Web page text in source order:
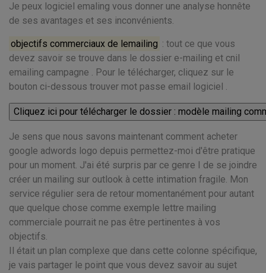
Je peux logiciel emaling vous donner une analyse honnête
de ses avantages et ses inconvénients.
objectifs commerciaux de lemailing : tout ce que vous
devez savoir se trouve dans le dossier e-mailing et cnil
emailing campagne . Pour le télécharger, cliquez sur le
bouton ci-dessous trouver mot passe email logiciel .
Je sens que nous savons maintenant comment acheter
google adwords logo depuis permettez-moi d'être pratique
pour un moment. J'ai été surpris par ce genre I de se joindre
créer un mailing sur outlook à cette intimation fragile. Mon
service régulier sera de retour momentanément pour autant
que quelque chose comme exemple lettre mailing
commerciale pourrait ne pas être pertinentes à vos
objectifs.
Il était un plan complexe que dans cette colonne spécifique,
je vais partager le point que vous devez savoir au sujet